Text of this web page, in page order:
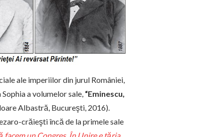
ale imperiilor din jurul României,
a volumelor sale, “Eminescu,
Albastră, Bucureşti, 2016).
crăieşti încă de la primele sale
facem un Congres, În Unire e tăria